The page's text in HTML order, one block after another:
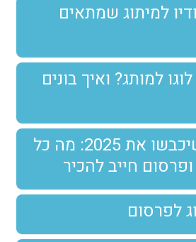
למיתוג שמתאים
למותג? ואיך בונים
מגמות עיצוב שיכבשו את 2025: מה כל
חייב להכיר
לפרסום